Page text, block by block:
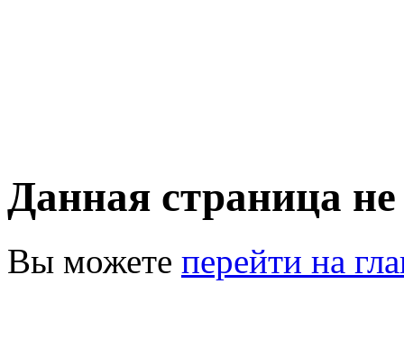
Данная страница
Вы можете перейти на